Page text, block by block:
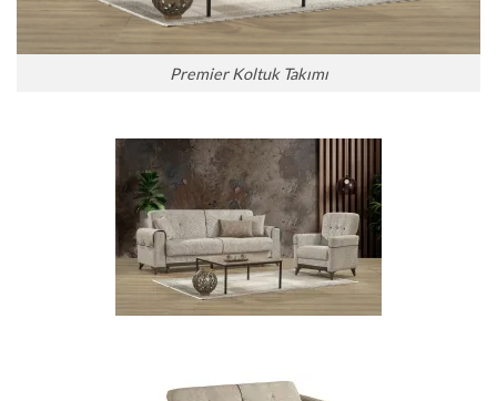
Premier Koltuk Takımı